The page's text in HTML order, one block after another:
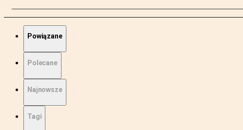
Powiązane
Polecane
Najnowsze
Tagi